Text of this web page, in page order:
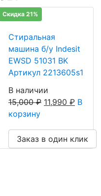
Скидка 21%
Стиральная
машина б/у Indesit
EWSD 51031 BK
Артикул 2213605s1
В наличии
15,000₽ 11,990 ₽ В
корзину
Заказ в один клик